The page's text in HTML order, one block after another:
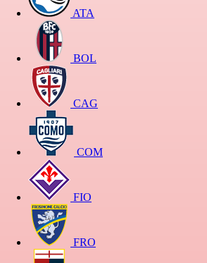
ATA
BOL
CAG
COM
FIO
FRO